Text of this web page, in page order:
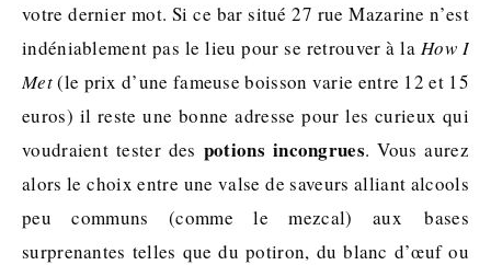
votre dernier mot. Si ce bar situé 27 rue Mazarine n’est
indéniablement pas le lieu pour se retrouver à la How I
Met(le prix d’une fameuse boisson varie entre 12 et 15
euros) il reste une bonne adresse pour les curieux qui
voudraient tester des potions incongrues. Vous aurez
alors le choix entre une valse de saveurs alliant alcools
peu communs (comme le mezcal) aux bases
surprenantes telles que du potiron, du blanc d’œuf ou